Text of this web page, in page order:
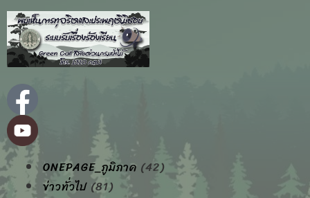
ONEPAGE_ภูมิภาค (42)
ข่าวทั่วไป (81)